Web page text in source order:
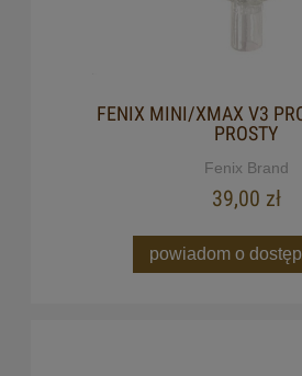
FENIX MINI/XMAX V3
PROSTY
Fenix Brand
39,00 zł
powiadom o